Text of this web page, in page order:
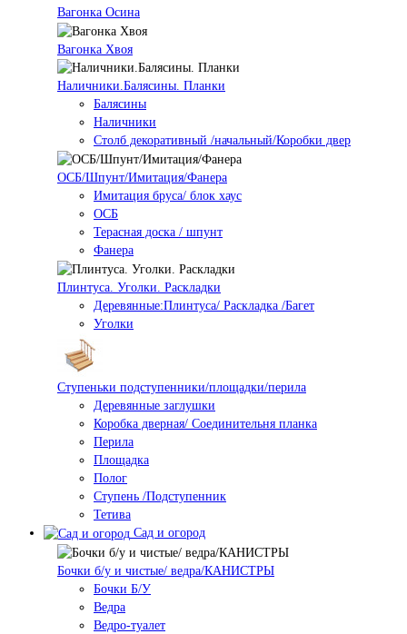
Вагонка Осина
Вагонка Хвоя
Наличники.Балясины. Планки
Балясины
Наличники
Столб декоративный /начальный/Коробки двер
ОСБ/Шпунт/Имитация/Фанера
Имитация бруса/ блок хаус
ОСБ
Терасная доска / шпунт
Фанера
Плинтуса. Уголки. Раскладки
Деревянные:Плинтуса/ Раскладка /Багет
Уголки
Ступеньки подступенники/площадки/перила
Деревянные заглушки
Коробка дверная/ Соединительня планка
Перила
Площадка
Полог
Ступень /Подступенник
Тетива
Сад и огород
Бочки б/у и чистые/ ведра/КАНИСТРЫ
Бочки Б/У
Ведра
Ведро-туалет